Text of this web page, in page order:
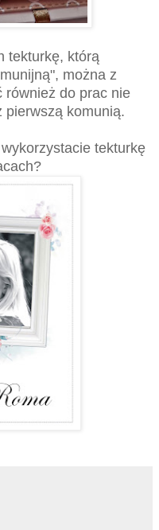
tekturkę, którą
można z
również do prac nie
pierwszą komunią.
tekturkę